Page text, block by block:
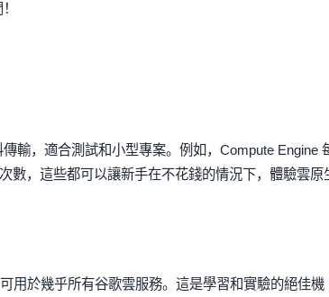
輸，適合測試和小型專案。例如，Compute Engine
數，這些都可以讓新手在不花錢的情況下，體驗雲原
用於幾乎所有谷歌雲服務。這是學習和實驗的絕佳機